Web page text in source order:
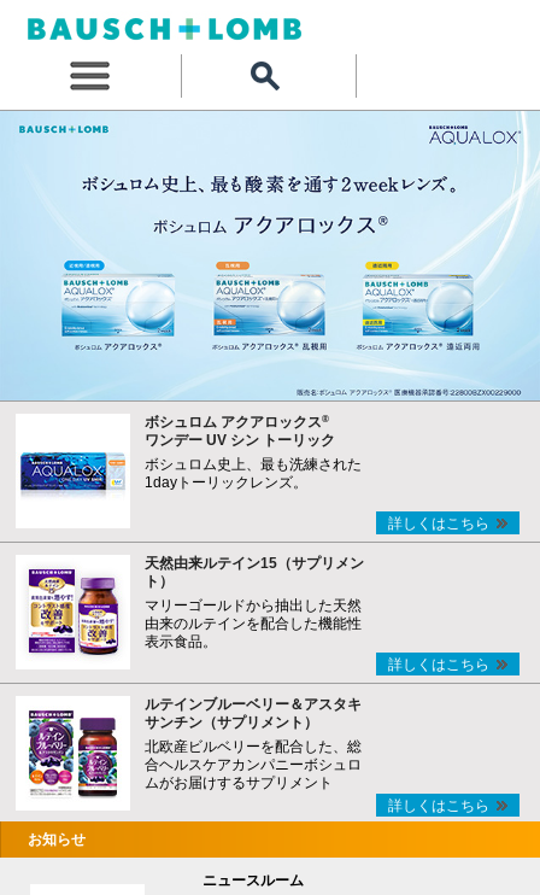
ボシュロム アクアロックス®
ワンデー UV シン トーリック
ボシュロム史上、最も洗練された
1dayトーリックレンズ。
詳しくはこちら
天然由来ルテイン15（サプリメン
ト）
マリーゴールドから抽出した天然
由来のルテインを配合した機能性
表示食品。
詳しくはこちら
ルテインブルーベリー＆アスタキ
サンチン（サプリメント）
北欧産ビルベリーを配合した、総
合ヘルスケアカンパニーボシュロ
ムがお届けするサプリメント
詳しくはこちら
お知らせ
ニュースルーム